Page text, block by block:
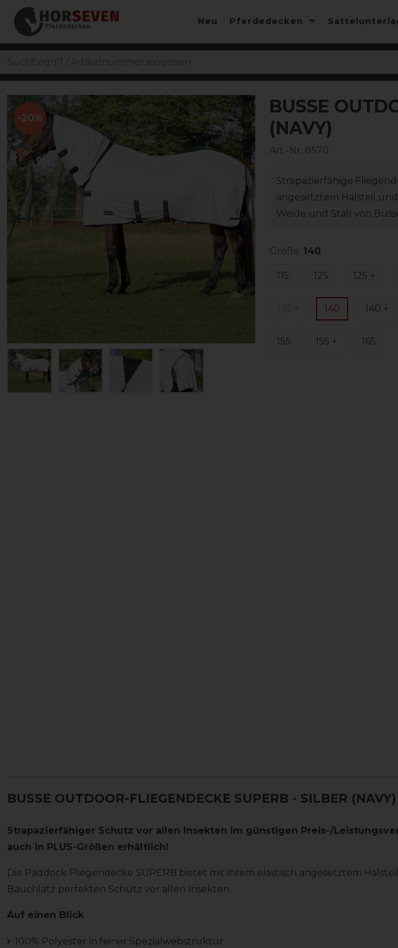
Neu Pferdedecken
-20%
BUSSE
(NAVY)
Art.-Nr: 8570
Strapazierfähige
angesetztem Halsteil
Weide und Stall von
Größe: 140
115 125 125 +
140 140 +
155 155 + 165
BUSSE OUTDOOR-FLIEGENDECKE SUPERB - SILBER (NAVY)
Strapazierfähiger Schutz vor allen Insekten im günstigen Preis-/
auch in PLUS-Größen erhältlich!
Die Paddock Fliegendecke SUPERB bietet mit ihrem elastisch angesetztem
Bauchlatz perfekten Schutz vor allen Insekten.
Auf einen Blick
100% Polyester in feiner Spezialwebstruktur